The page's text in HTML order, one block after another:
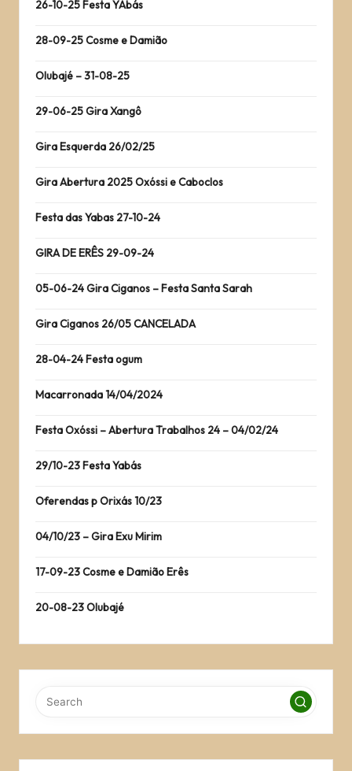
26-10-25 Festa YAbás
28-09-25 Cosme e Damião
Olubajé – 31-08-25
29-06-25 Gira Xangô
Gira Esquerda 26/02/25
Gira Abertura 2025 Oxóssi e Caboclos
Festa das Yabas 27-10-24
GIRA DE ERÊS 29-09-24
05-06-24 Gira Ciganos – Festa Santa Sarah
Gira Ciganos 26/05 CANCELADA
28-04-24 Festa ogum
Macarronada 14/04/2024
Festa Oxóssi – Abertura Trabalhos 24 – 04/02/24
29/10-23 Festa Yabás
Oferendas p Orixás 10/23
04/10/23 – Gira Exu Mirim
17-09-23 Cosme e Damião Erês
20-08-23 Olubajé